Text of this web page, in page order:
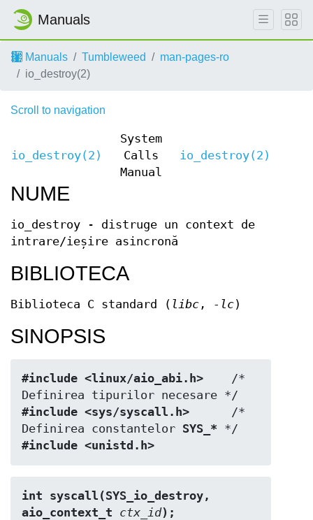
Manuals
Manuals Tumbleweed
man-pages-ro
io_destroy(2)
Scroll to navigation
io_destroy(2)
System
Calls
Manual
io_destroy(2)
NUME
io_destroy - distruge un context de
intrare/ieșire asincronă
BIBLIOTECA
Biblioteca C standard ( libc , -lc)
SINOPSIS
#include <linux/aio_abi.h>
    /*
#include <sys/syscall.h>
      /*
Definirea constantelor SYS_*
#include <unistd.h>
int syscall(SYS_io_destroy,
aio_context_t ctx_id);